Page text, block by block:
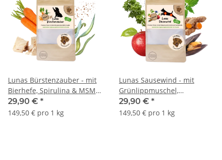
Lunas Bürstenzauber - mit
Bierhefe, Spirulina & MSM
200g
29,90 € *
149,50 € pro 1 kg
Lunas Sausewind - mit
Grünlippmuschel,
Glucosamin &
Teufelskralle(200g)
29,90 € *
149,50 € pro 1 kg